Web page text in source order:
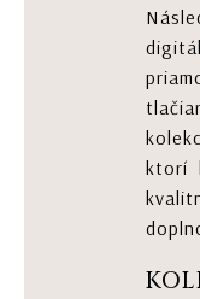
ktorí